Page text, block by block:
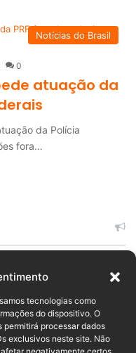
tecnologias como
do dispositivo. O
processar dados
exclusivos neste site. Não
negativamente certos
Notícias do Brasil
0
atuação da
da Polícia
fora…